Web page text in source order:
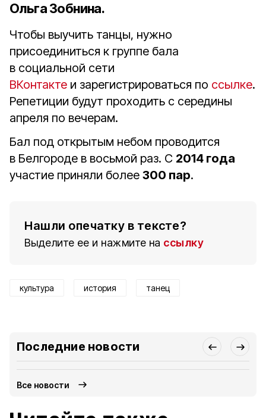
Ольга Зобнина.
Чтобы выучить танцы, нужно
присоединиться к группе бала
в социальной сети
ВКонтакте и зарегистрироваться по ссылке.
Репетиции будут проходить с середины
апреля по вечерам.
Бал под открытым небом проводится
в Белгороде в восьмой раз. С 2014 года
участие приняли более 300 пар.
Нашли опечатку в тексте?
Выделите ее и нажмите на ссылку
культура история танец
Последние новости
Все новости